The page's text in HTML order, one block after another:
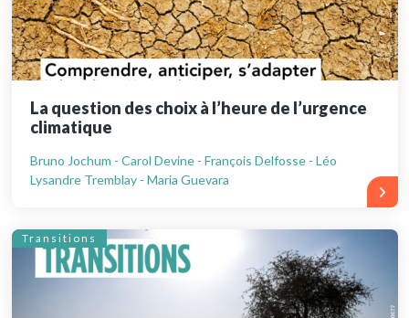
La question des choix à l’heure de l’urgence
climatique
Bruno Jochum - Carol Devine - François Delfosse - Léo
Lysandre Tremblay - Maria Guevara
Transitions